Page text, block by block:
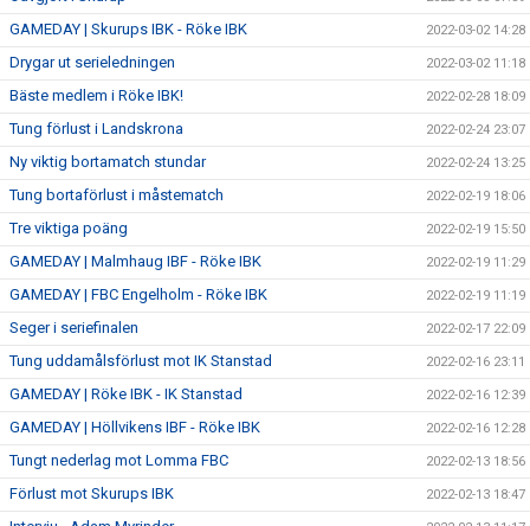
GAMEDAY | Skurups IBK - Röke IBK 2022-03-02 14:28
Drygar ut serieledningen 2022-03-02 11:18
Bäste medlem i Röke IBK! 2022-02-28 18:09
Tung förlust i Landskrona 2022-02-24 23:07
Ny viktig bortamatch stundar 2022-02-24 13:25
Tung bortaförlust i måstematch 2022-02-19 18:06
Tre viktiga poäng 2022-02-19 15:50
GAMEDAY | Malmhaug IBF - Röke IBK 2022-02-19 11:29
GAMEDAY | FBC Engelholm - Röke IBK 2022-02-19 11:19
Seger i seriefinalen 2022-02-17 22:09
Tung uddamålsförlust mot IK Stanstad 2022-02-16 23:11
GAMEDAY | Röke IBK - IK Stanstad 2022-02-16 12:39
GAMEDAY | Höllvikens IBF - Röke IBK 2022-02-16 12:28
Tungt nederlag mot Lomma FBC 2022-02-13 18:56
Förlust mot Skurups IBK 2022-02-13 18:47